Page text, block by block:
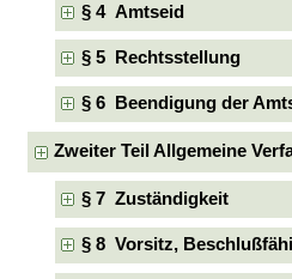
§ 4 Amtseid
§ 5 Rechtsstellung
§ 6 Beendigung der
Zweiter Teil Allgemeine
§ 7 Zuständigkeit
§ 8 Vorsitz,